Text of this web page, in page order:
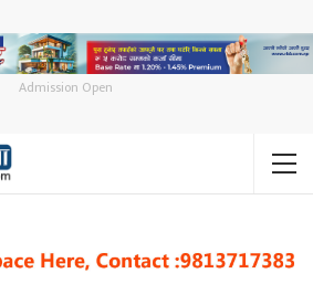
Admission Open